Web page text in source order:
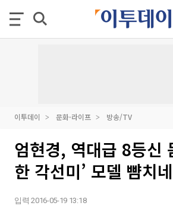
이투데이 문화·라이프 방송/TV
엄현경, 역대급 8등신
한 각선미’ 모델 뺨치
입력 2016-05-19 13:18